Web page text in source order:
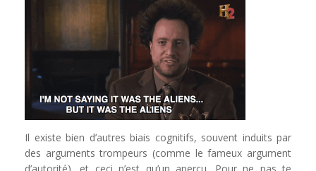
Il existe bien d’autres biais cognitifs, souvent induits par
des arguments trompeurs (comme le fameux argument
d’autorité), et ceci n’est qu’un aperçu. Pour ne pas te